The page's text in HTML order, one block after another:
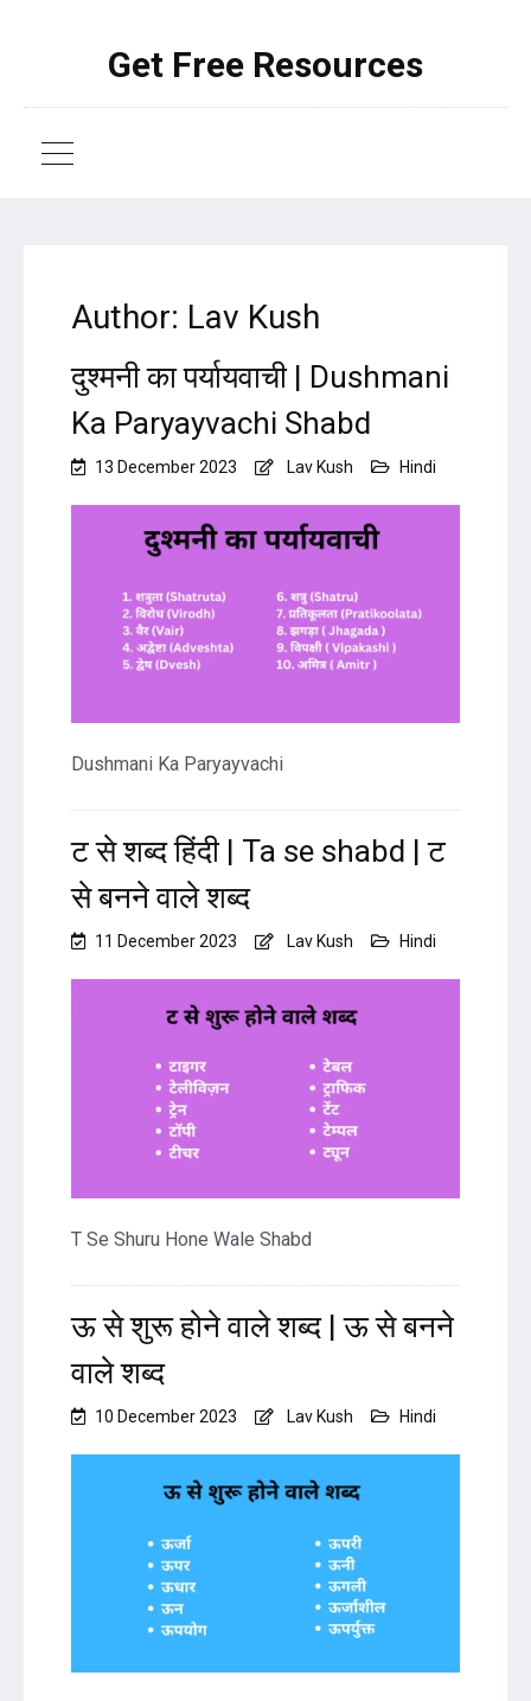
Get Free Resources
Author: Lav Kush
दुश्मनी का पर्यायवाची | Dushmani
Ka Paryayvachi Shabd
13 December 2023 Lav Kush Hindi
Dushmani Ka Paryayvachi
ट से शब्द हिंदी | Ta se shabd | ट
से बनने वाले शब्द
11 December 2023 Lav Kush Hindi
T Se Shuru Hone Wale Shabd
ऊ से शुरू होने वाले शब्द | ऊ से बनने
वाले शब्द
10 December 2023 Lav Kush Hindi